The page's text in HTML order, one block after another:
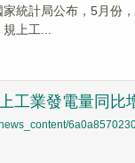
家統計局公布，5月
上工...
工業發電量同比